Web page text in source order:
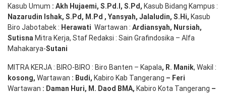
Kasub Umum : Akh Hujaemi, S.Pd.I, S.Pd , Kasub Bidang Kampus :
Nazarudin Ishak, S.Pd , M.Pd , Yansyah, Jalaludin, S.Hi, Kasub
Biro Jabotabek : Herawati Wartawan : Ardiansyah, Nursiah,
Sutisna Mitra Kerja, Staf Redaksi : Sain Grafindosika – Alfa
Mahakarya-Sutani
MITRA KERJA : BIRO-BIRO : Biro Banten – Kapala, R. Manik, Wakil :
kosong, Wartawan : Budi, Kabiro Kab Tangerang – Feri
Wartawan : Daman Huri, M. Daod BMA, Kabiro Kota Tangerang –